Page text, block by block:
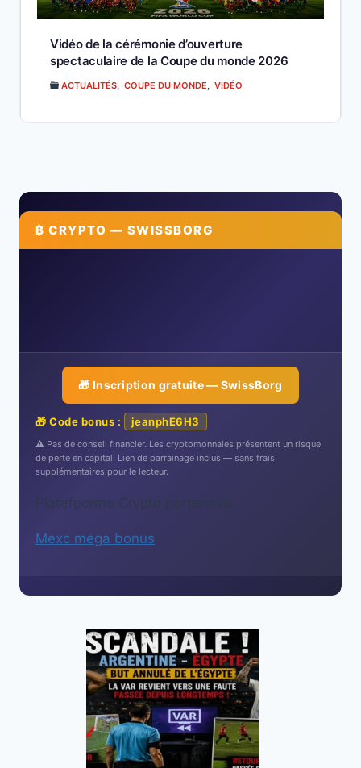
Vidéo de la cérémonie d’ouverture
spectaculaire de la Coupe du monde 2026
ACTUALITÉS, COUPE DU MONDE, VIDÉO
₿ CRYPTO — SWISSBORG
🎁 Inscription gratuite — SwissBorg
🎁 Code bonus : jeanphE6H3
⚠️ Pas de conseil financier. Les cryptomonnaies présentent un risque
de perte en capital. Lien de parrainage inclus — sans frais
supplémentaires pour le lecteur.
Platefporme Crypto partenaire
Mexc mega bonus